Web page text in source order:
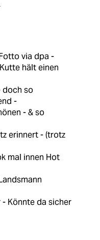
via dpa -
hält einen
doch so
-
- & so
erinnert - (trotz
mal innen Hot
Könnte da sicher